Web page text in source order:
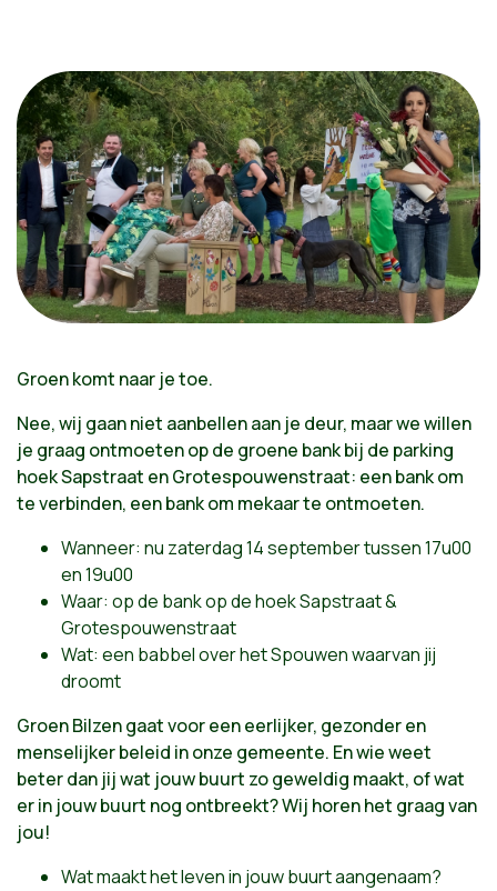
Groen komt naar je toe.
Nee, wij gaan niet aanbellen aan je deur, maar we willen
je graag ontmoeten op de groene bank bij de parking
hoek Sapstraat en Grotespouwenstraat: een bank om
te verbinden, een bank om mekaar te ontmoeten.
Wanneer: nu zaterdag 14 september tussen 17u00
en 19u00
Waar: op de bank op de hoek Sapstraat &
Grotespouwenstraat
Wat: een babbel over het Spouwen waarvan jij
droomt
Groen Bilzen gaat voor een eerlijker, gezonder en
menselijker beleid in onze gemeente. En wie weet
beter dan jij wat jouw buurt zo geweldig maakt, of wat
er in jouw buurt nog ontbreekt? Wij horen het graag van
jou!
Wat maakt het leven in jouw buurt aangenaam?